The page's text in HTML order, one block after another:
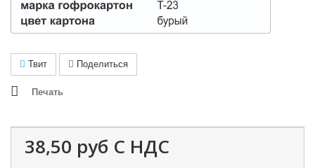
Твит Поделиться
Печать
38,50 руб С НДС